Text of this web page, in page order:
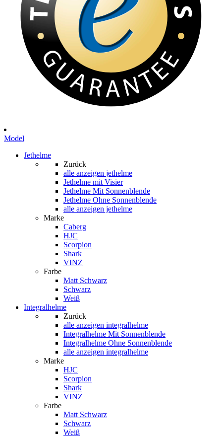
Model
Jethelme
Zurück
alle anzeigen jethelme
Jethelme mit Visier
Jethelme Mit Sonnenblende
Jethelme Ohne Sonnenblende
alle anzeigen jethelme
Marke
Caberg
HJC
Scorpion
Shark
VINZ
Farbe
Matt Schwarz
Schwarz
Weiß
Integralhelme
Zurück
alle anzeigen integralhelme
Integralhelme Mit Sonnenblende
Integralhelme Ohne Sonnenblende
alle anzeigen integralhelme
Marke
HJC
Scorpion
Shark
VINZ
Farbe
Matt Schwarz
Schwarz
Weiß